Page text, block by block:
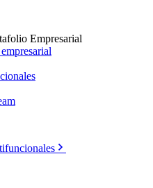
Empresarial